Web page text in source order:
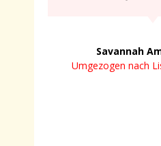
Savannah
Umgezogen nach